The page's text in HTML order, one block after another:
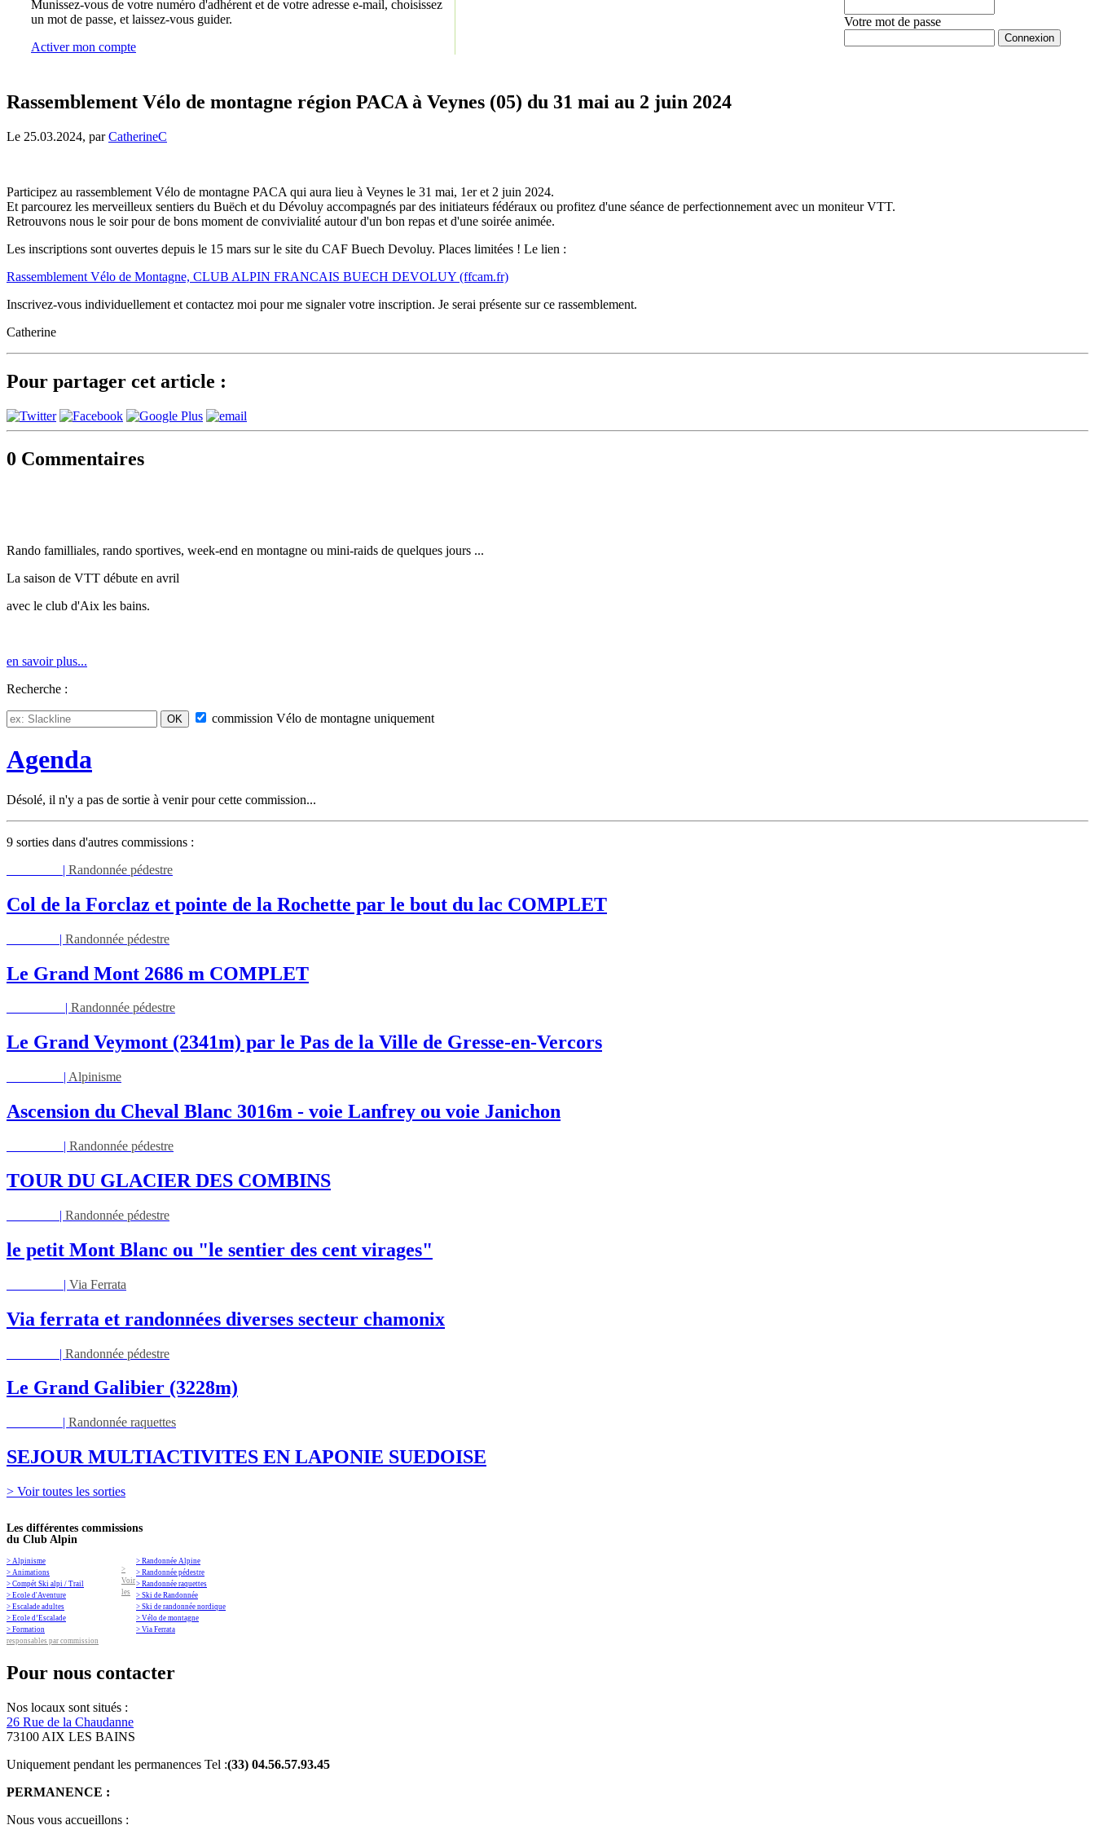
Munissez-vous de votre numéro d'adhérent et de votre adresse e-mail, choisissez
un mot de passe, et laissez-vous guider.
Activer mon compte
Votre mot de passe
Rassemblement Vélo de montagne région PACA à Veynes (05) du 31 mai au 2 juin 2024
Le 25.03.2024, parCatherineC
Participez au rassemblement Vélo de montagne PACA qui aura lieu à Veynes le 31 mai, 1er et 2 juin 2024.
Et parcourez les merveilleux sentiers du Buëch et du Dévoluy accompagnés par des initiateurs fédéraux ou profitez d'une séance de perfectionnement avec un moniteur VTT.
Retrouvons nous le soir pour de bons moment de convivialité autour d'un bon repas et d'une soirée animée.
Les inscriptions sont ouvertes depuis le 15 mars sur le site du CAF Buech Devoluy. Places limitées ! Le lien :
Rassemblement Vélo de Montagne, CLUB ALPIN FRANCAIS BUECH DEVOLUY (ffcam.fr)
Inscrivez-vous individuellement et contactez moi pour me signaler votre inscription. Je serai présente sur ce rassemblement.
Catherine
Pour partager cet article :
0 Commentaires
Rando familliales, rando sportives, week-end en montagne ou mini-raids de quelques jours ...
La saison de VTT débute en avril
avec le club d'Aix les bains.
en savoir plus...
Recherche :
commission Vélo de montagne uniquement
Agenda
Désolé, il n'y a pas de sortie à venir pour cette commission...
9 sorties dans d'autres commissions :
| Randonnée pédestre
Col de la Forclaz et pointe de la Rochette par le bout du lac COMPLET
| Randonnée pédestre
Le Grand Mont 2686 m COMPLET
Randonnée pédestre
Le Grand Veymont (2341m) par le Pas de la Ville de Gresse-en-Vercors
| Alpinisme
Ascension du Cheval Blanc 3016m - voie Lanfrey ou voie Janichon
| Randonnée pédestre
TOUR DU GLACIER DES COMBINS
| Randonnée pédestre
le petit Mont Blanc ou "le sentier des cent virages"
| Via Ferrata
Via ferrata et randonnées diverses secteur chamonix
| Randonnée pédestre
Le Grand Galibier (3228m)
| Randonnée raquettes
SEJOUR MULTIACTIVITES EN LAPONIE SUEDOISE
> Voir toutes les sorties
Les différentes commissions
du Club Alpin
> Alpinisme
> Animations
> Compét Ski alpi / Trail
> Ecole d'Aventure
> Escalade adultes
> Ecole d’Escalade
> Formation
> Randonnée Alpine
> Randonnée pédestre
> Randonnée raquettes
> Ski de Randonnée
> Ski de randonnée nordique
> Vélo de montagne
> Via Ferrata
>
Voir
les
responsables par commission
Pour nous contacter
Nos locaux sont situés :
26 Rue de la Chaudanne
73100 AIX LES BAINS
Uniquement pendant les permanences Tel :(33) 04.56.57.93.45
PERMANENCE :
Nous vous accueillons :